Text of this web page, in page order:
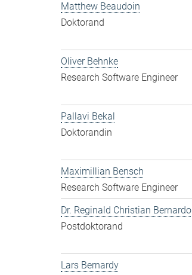
Matthew Beaudoin
Doktorand
Oliver Behnke
Research Software Engineer
Pallavi Bekal
Doktorandin
Maximillian Bensch
Research Software Engineer
Dr. Reginald Christian Bernardo
Postdoktorand
Lars Bernardy